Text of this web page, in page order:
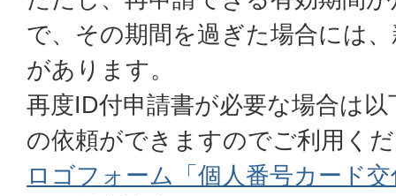
で、その期間を過ぎた場合には
があります。
再度ID付申請書が必要な場合は
の依頼ができますのでご利用く
ロゴフォーム「個人番号カード